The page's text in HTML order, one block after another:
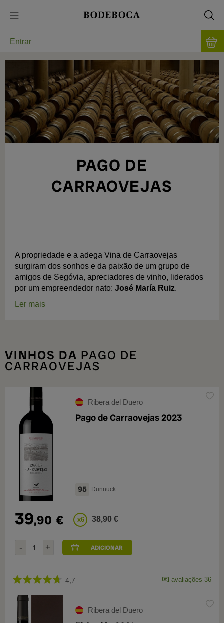
Entrar
PAGO DE
CARRAOVEJAS
A propriedade e a adega Vina de Carraovejas
surgiram dos sonhos e da paixão de um grupo de
amigos de Segóvia, apreciadores de vinho, liderados
por um empreendedor nato: José María Ruiz.
Ler mais
VINHOS DA PAGO DE
CARRAOVEJAS
Ribera del Duero
Pago de Carraovejas 2023
95 Dunnuck
39,90 € x6 38,90 €
4,7 avaliações 36
Ribera del Duero